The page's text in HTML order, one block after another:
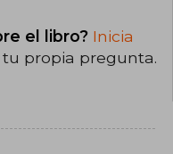
el libro? Inicia
propia pregunta.